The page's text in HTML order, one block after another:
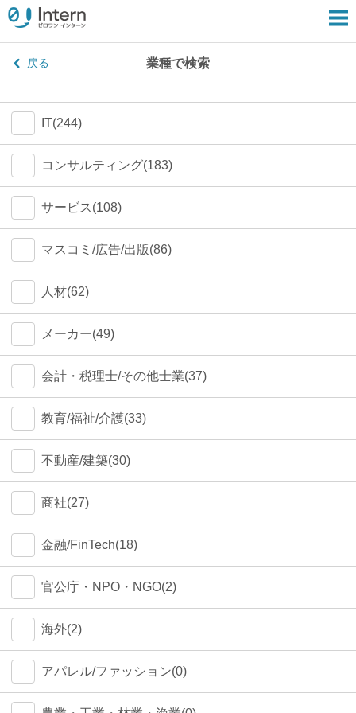
戻る 業種で検索
IT(244)
コンサルティング(183)
サービス(108)
マスコミ/広告/出版(86)
人材(62)
メーカー(49)
会計・税理士/その他士業(37)
教育/福祉/介護(33)
不動産/建築(30)
商社(27)
金融/FinTech(18)
官公庁・NPO・NGO(2)
海外(2)
アパレル/ファッション(0)